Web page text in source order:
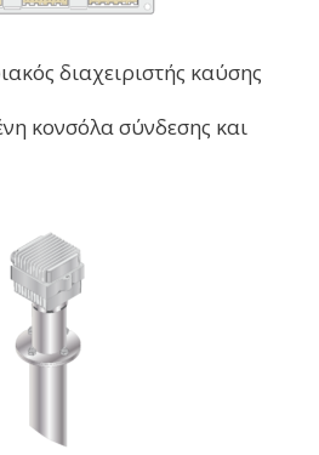
διαχειριστής καύσης
κονσόλα σύνδεσης και